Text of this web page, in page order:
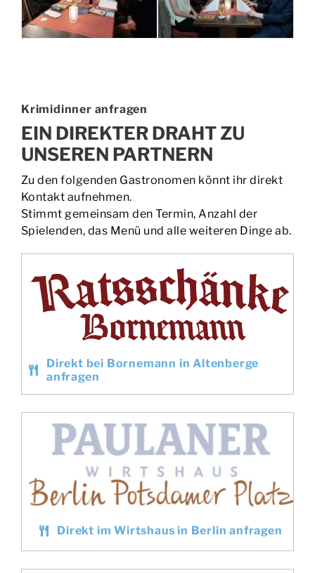
Direkt bei Bornemann in Altenberge
anfragen
Direkt im Wirtshaus in Berlin anfragen
Krimidinner anfragen
EIN DIREKTER DRAHT ZU
UNSEREN PARTNERN
Zu den folgenden Gastronomen könnt ihr direkt
Kontakt aufnehmen.
Stimmt gemeinsam den Termin, Anzahl der
Spielenden, das Menü und alle weiteren Dinge ab.